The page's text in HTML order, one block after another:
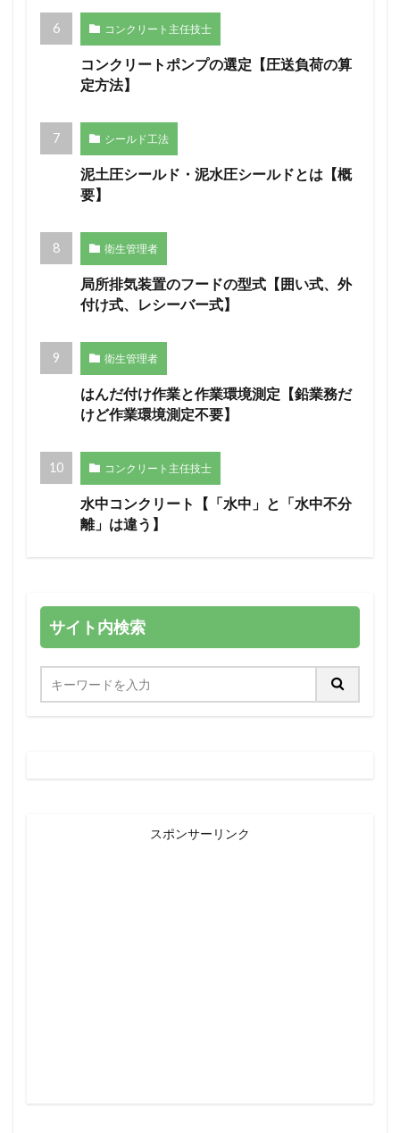
コンクリート主任技士
コンクリートポンプの選定【圧送負荷の算
定方法】
シールド工法
泥土圧シールド・泥水圧シールドとは【概
要】
衛生管理者
局所排気装置のフードの型式【囲い式、外
付け式、レシーバー式】
衛生管理者
はんだ付け作業と作業環境測定【鉛業務だ
けど作業環境測定不要】
コンクリート主任技士
水中コンクリート【「水中」と「水中不分
離」は違う】
サイト内検索
スポンサーリンク